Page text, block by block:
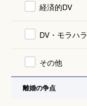
経済的DV
DV・モラハラ
その他
離婚の争点